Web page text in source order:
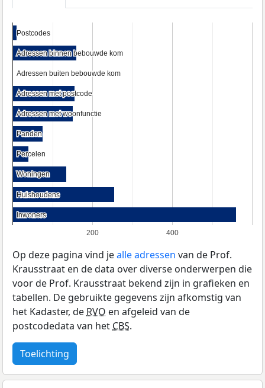
200 400
Postcodes
Postcodes
Adressen binnen bebouwde kom
Adressen binnen bebouwde kom
Adressen buiten bebouwde kom
Adressen buiten bebouwde kom
Adressen met postcode
Adressen met postcode
Adressen met woonfunctie
Adressen met woonfunctie
Panden
Panden
Percelen
Percelen
Woningen
Woningen
Huishoudens
Huishoudens
Inwoners
Inwoners
Op deze pagina vind jealle adressen van de Prof.
Krausstraat en de data over diverse onderwerpen die
voor de Prof. Krausstraat bekend zijn in grafieken en
tabellen. De gebruikte gegevens zijn afkomstig van
het Kadaster, deRVO en afgeleid van de
postcodedata van hetCBS.
Toelichting